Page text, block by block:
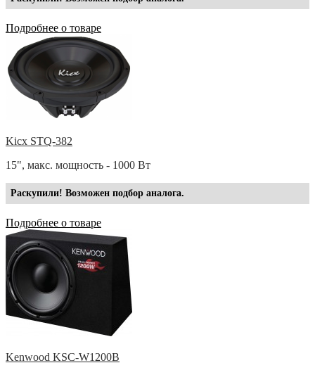
Подробнее о товаре
Kicx STQ-382
15", макс. мощность - 1000 Вт
Раскупили! Возможен подбор аналога.
Подробнее о товаре
Kenwood KSC-W1200B